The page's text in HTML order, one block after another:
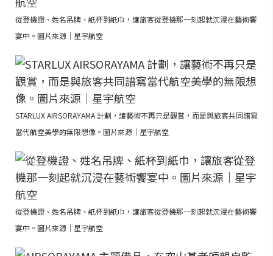
從登機證、姓名吊牌、紙杯到紙巾，讓旅客從登機那一刻起就沉浸在藝術饗
宴中。圖片來源｜星宇航空
STARLUX AIRSORAYAMA 計劃，讓藝術不再只是觀賞，而是與旅客共同譜寫
當代航空美學的無限想像。圖片來源｜星宇航空
從登機證、姓名吊牌、紙杯到紙巾，讓旅客從登機那一刻起就沉浸在藝術饗
宴中。圖片來源｜星宇航空